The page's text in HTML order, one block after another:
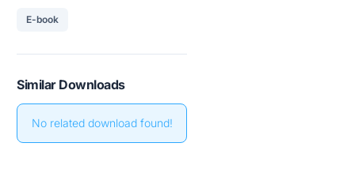
E-book
Similar Downloads
No related download found!